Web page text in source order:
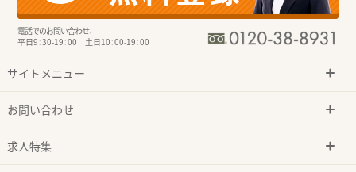
電話でのお問い合わせ：
平日9：30-19：00 土日10：00-19：00
サイトメニュー
お問い合わせ
求人特集